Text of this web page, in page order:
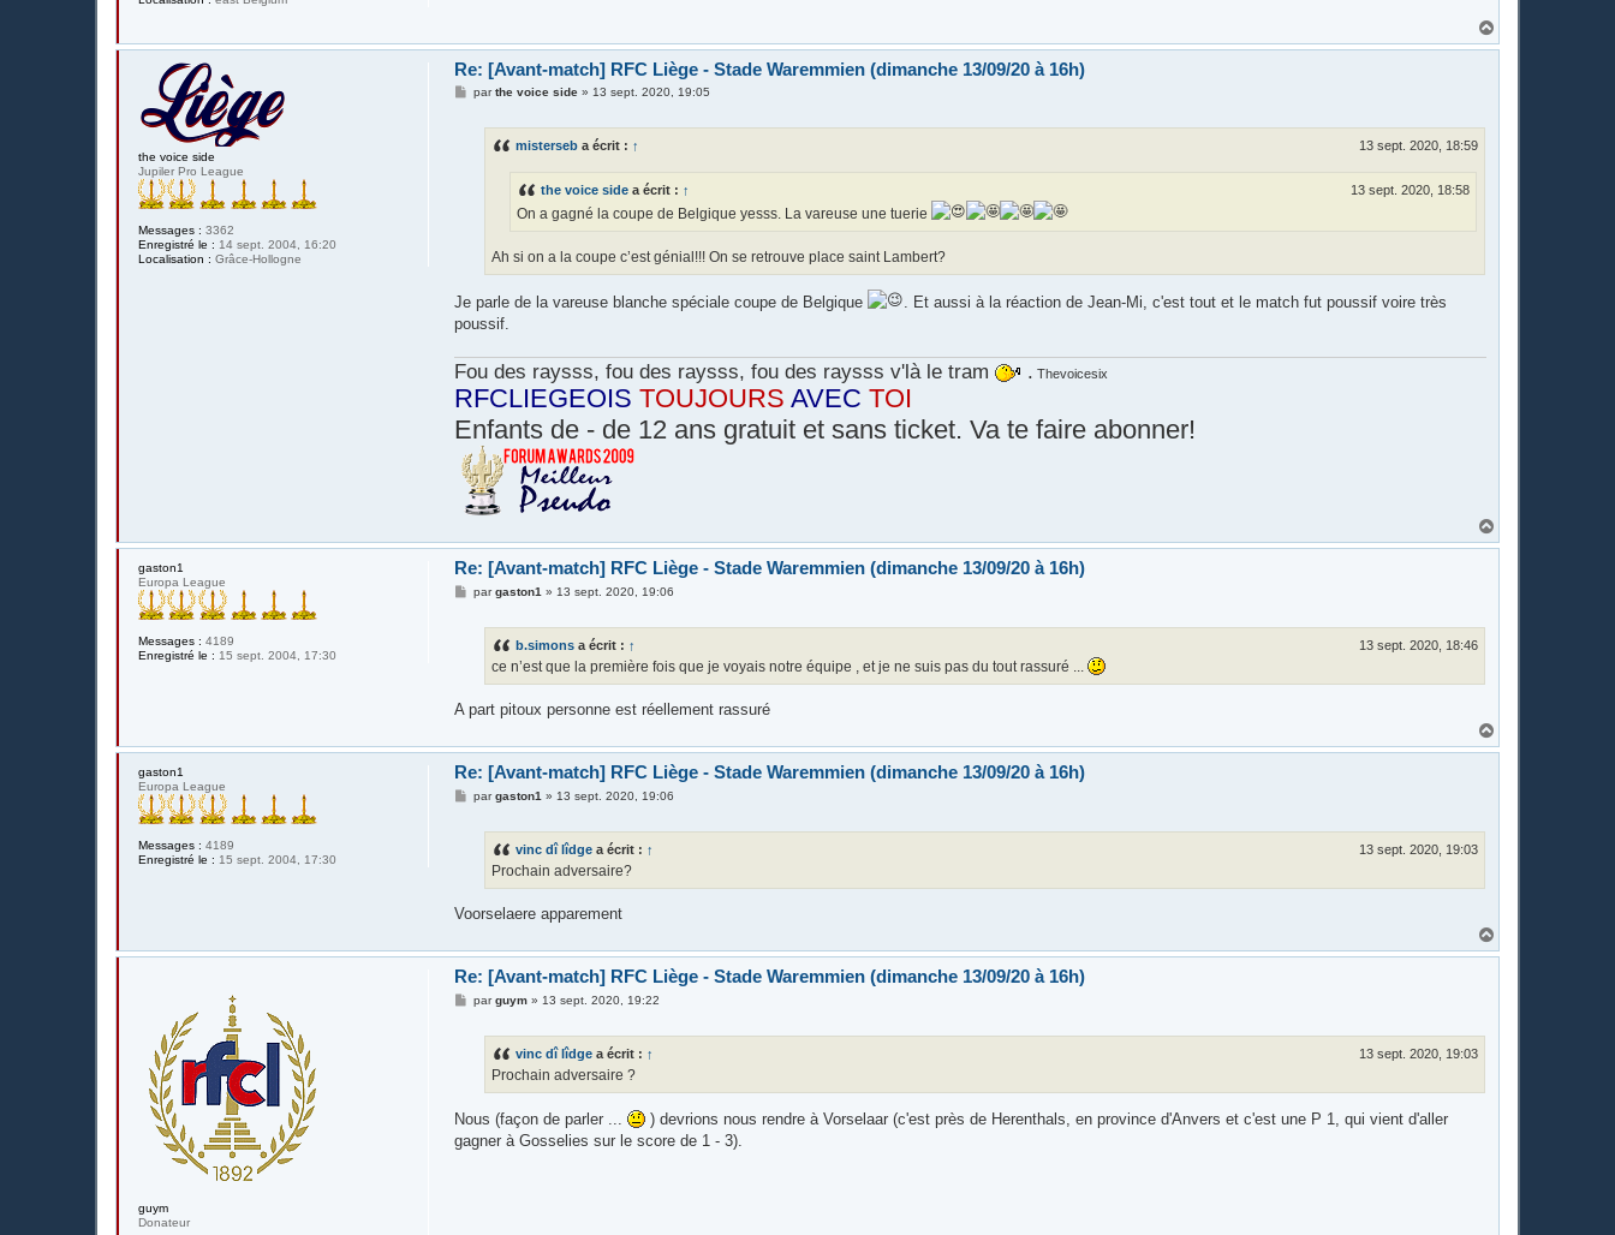
a
the voice side
Jupiler Pro League
Messages : 3362
Enregistré le : 14 sept. 2004, 16:20
Localisation : Grâce-Hollogne
Re: [Avant-match] RFC Liège - Stade Waremmien (dimanche 13/09/20 à 16h)
Mparthe voice side » 13 sept. 2020, 19:05
misterseb a écrit : ↑ 13 sept. 2020, 18:59
the voice side a écrit : ↑ 13 sept. 2020, 18:58
On a gagné la coupe de Belgique yesss. La vareuse une tuerie
Ah si on a la coupe c’est génial!!! On se retrouve place saint Lambert?
Je parle de la vareuse blanche spéciale coupe de Belgique
. Et aussi à la réaction de Jean-Mi, c'est tout et le match fut poussif voire très
poussif.
Fou des raysss, fou des raysss, fou des raysss v'là le tram . Thevoicesix
RFCLIEGEOIS TOUJOURS AVEC TOI
Enfants de - de 12 ans gratuit et sans ticket. Va te faire abonner!
a
gaston1
Europa League
Messages : 4189
Enregistré le : 15 sept. 2004, 17:30
Re: [Avant-match] RFC Liège - Stade Waremmien (dimanche 13/09/20 à 16h)
Mpargaston1 » 13 sept. 2020, 19:06
b.simons a écrit : ↑ 13 sept. 2020, 18:46
ce n’est que la première fois que je voyais notre équipe , et je ne suis pas du tout rassuré ...
A part pitoux personne est réellement rassuré
a
gaston1
Europa League
Messages : 4189
Enregistré le : 15 sept. 2004, 17:30
Re: [Avant-match] RFC Liège - Stade Waremmien (dimanche 13/09/20 à 16h)
Mpargaston1 » 13 sept. 2020, 19:06
vinc dî lîdge a écrit : ↑ 13 sept. 2020, 19:03
Prochain adversaire?
Voorselaere apparement
a
guym
Donateur
Re: [Avant-match] RFC Liège - Stade Waremmien (dimanche 13/09/20 à 16h)
Mparguym » 13 sept. 2020, 19:22
vinc dî lîdge a écrit : ↑ 13 sept. 2020, 19:03
Prochain adversaire ?
Nous (façon de parler ...
) devrions nous rendre à Vorselaar (c'est près de Herenthals, en province d'Anvers et c'est une P 1, qui vient d'aller
gagner à Gosselies sur le score de 1 - 3).